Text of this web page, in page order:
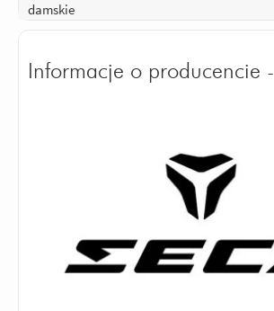
damskie
Informacje o producencie -